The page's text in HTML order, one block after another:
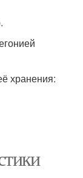
хранения: